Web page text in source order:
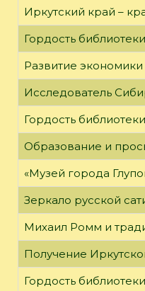
Иркутский край –
Гордость
Развитие
Исследователь
Гордость
Образование и
«Музей города
Зеркало русской
Михаил Ромм и
Получение
Гордость